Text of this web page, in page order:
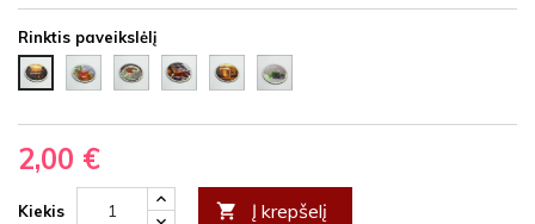
Rinktis paveikslėlį
Dviese Arbata
su
Arbata
su
Arbata
su
Arbata
saulėlydis
Arbata
žalia
2,00 €
Kiekis  Į krepšelį